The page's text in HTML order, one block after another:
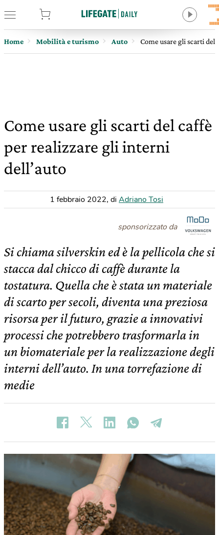
Home Mobilità e turismo Auto Come usare gli scarti
Come usare gli scarti del caffè
per realizzare gli interni
dell’auto
1 febbraio 2022, di Adriano Tosi
sponsorizzato da
Si chiama silverskin ed è la pellicola che si
stacca dal chicco di caffè durante la
tostatura. Quella che è stata un materiale
di scarto per secoli, diventa una preziosa
risorsa per il futuro, grazie a innovativi
processi che potrebbero trasformarla in
un biomateriale per la realizzazione degli
interni dell’auto. In una torrefazione di
medie